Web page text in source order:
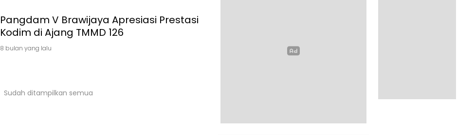
Pangdam V Brawijaya Apresiasi Prestasi
Kodim di Ajang TMMD 126
8 bulan yang lalu
Sudah ditampilkan semua